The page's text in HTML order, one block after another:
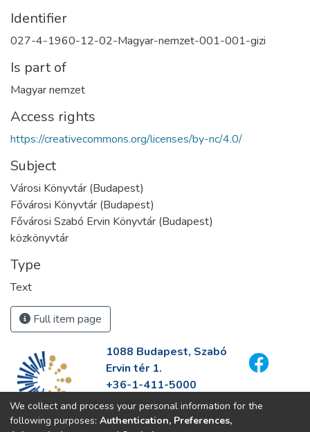
Identifier
027-4-1960-12-02-Magyar-nemzet-001-001-gizi
Is part of
Magyar nemzet
Access rights
https://creativecommons.org/licenses/by-nc/4.0/
Subject
Városi Könyvtár (Budapest)
Fővárosi Könyvtár (Budapest)
Fővárosi Szabó Ervin Könyvtár (Budapest)
közkönyvtár
Type
Text
Full item page
1088 Budapest, Szabó
Ervin tér 1.
+36-1-411-5000
info@fszek.hu
https://fszek.hu
We collect and process your personal information for the
following purposes: Authentication, Preferences,